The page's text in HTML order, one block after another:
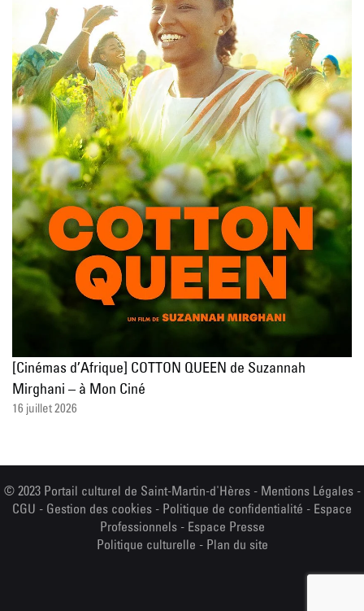
[Cinémas d’Afrique] COTTON QUEEN de Suzannah
Mirghani – à Mon Ciné
16 juillet 2026
© 2023 Portail culturel de Saint-Martin-d'Hères - Mentions Légales-
CGU - Gestion des cookies - Politique de confidentialité - Espace
Professionnels- Espace Presse
Politique culturelle - Plan du site